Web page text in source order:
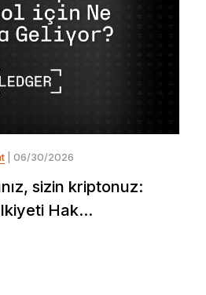
| 06/30/2026
sizin kriptonuz:
Hak...